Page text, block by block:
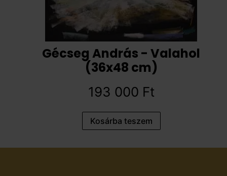
Gécseg András - Valahol
(36x48 cm)
193 000 Ft
Kosárba teszem